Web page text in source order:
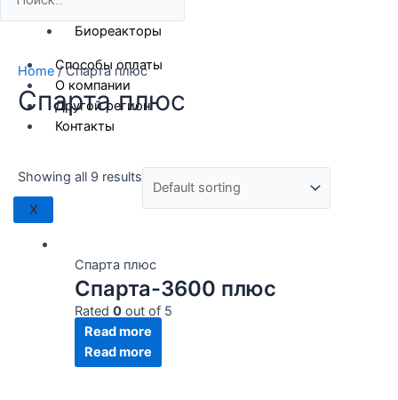
Биореакторы
Способы оплаты
О компании
Другой регион
Контакты
X
Home/ Спарта плюс
Спарта плюс
Ценовой фильтр
В продаже
Product tags
Product tags
Showing all 9 results
Спарта плюс
Спарта-3600 плюс
Rated 0out of 5
Read more
Read more